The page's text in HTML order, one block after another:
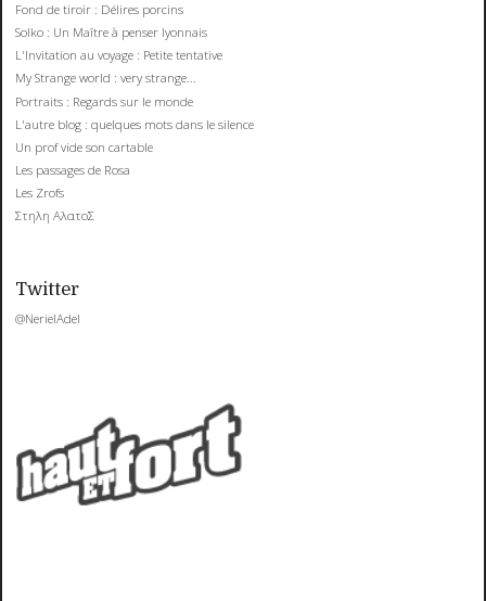
Fond de tiroir : Délires porcins
Solko : Un Maître à penser lyonnais
L'Invitation au voyage : Petite tentative
My Strange world : very strange...
Portraits : Regards sur le monde
L'autre blog : quelques mots dans le silence
Un prof vide son cartable
Les passages de Rosa
Les Zrofs
Στηλη ΑλατοΣ
Twitter
@NerielAdel